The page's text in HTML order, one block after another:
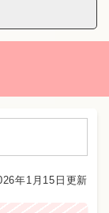
年1月15日更新